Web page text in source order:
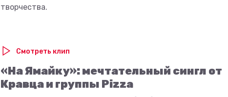
творчества.
Смотреть клип
«На Ямайку»: мечтательный сингл от
Кравца и группы Pizza